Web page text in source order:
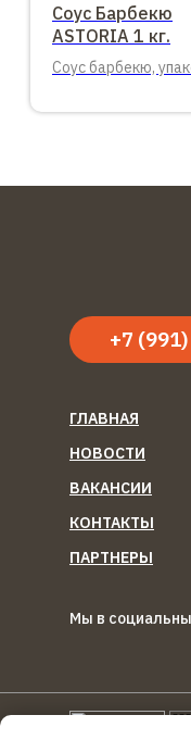
Соус Барбекю
ASTORIA 1 кг.
Соус барбекю,
Мы в
ГЛАВНАЯ
НОВОСТИ
ВАКАНСИИ
КОНТАКТЫ
ПАРТНЕРЫ
ООО
+7